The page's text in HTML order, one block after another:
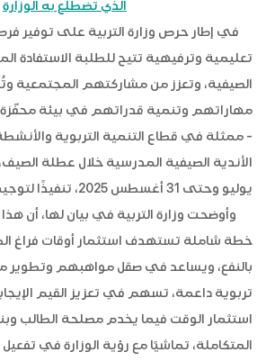
الذي تضطلع به الوزارة
في إطار حرص وزارة التربية على توفير
تعليمية وترفيهية تتيح للطلبة الاستفادة
الصيفية، وتعزز من مشاركتهم
مهاراتهم وتنمية قدراتهم في بيئة محفّزة
- ممثلة في قطاع التنمية التربوية
يوليو وحتى 31 أغسطس 2025، تنفيذًا لتوجيهات معالي الوزير.
وأوضحت وزارة التربية في بيان لها، أن
خطة شاملة تستهدف استثمار أوقات فراغ
بالنفع، ويساعد في صقل مواهبهم وتطوير
تربوية داعمة، تسهم في تعزيز القيم
استثمار الوقت فيما يخدم مصلحة الطالب
المتكاملة، تماشيًا مع رؤية الوزارة في